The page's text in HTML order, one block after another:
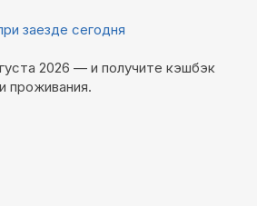
заезде сегодня
2026 — и получите кэшбэк
проживания.